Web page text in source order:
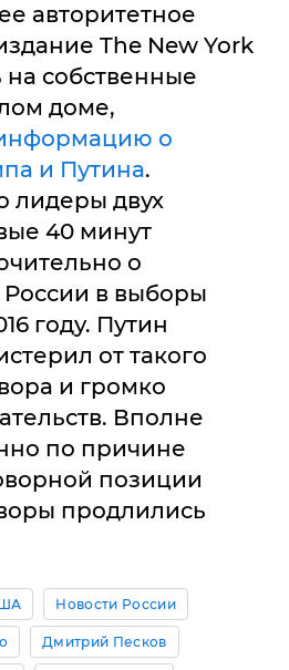
авторитетное
The New York
на собственные
доме,
о
и Путина.
лидеры двух
40 минут
о
в выборы
году. Путин
от такого
и громко
Вполне
по причине
позиции
продлились
Новости России
Дмитрий Песков